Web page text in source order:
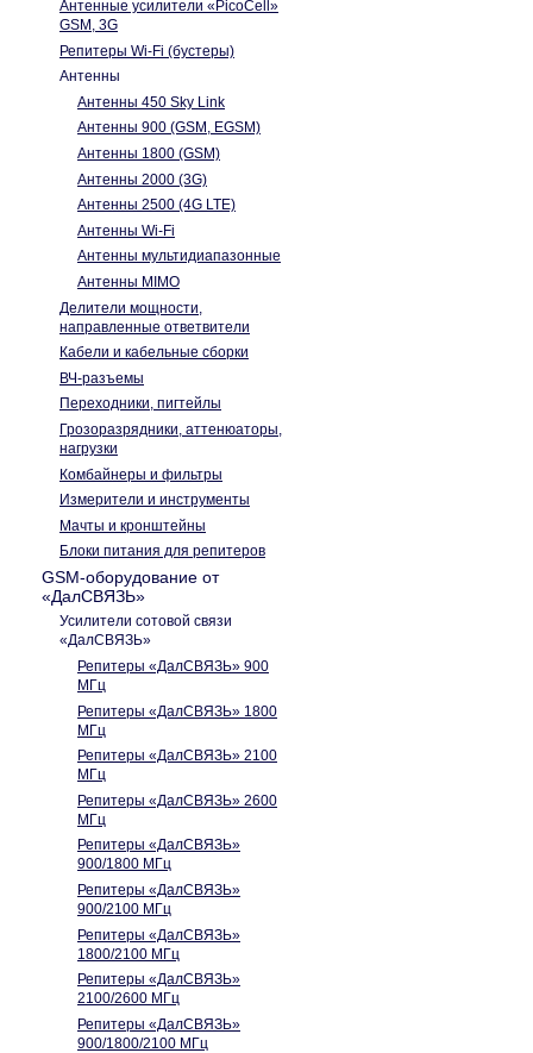
Антенные усилители «PicoCell»
GSM, 3G
Репитеры Wi-Fi (бустеры)
Антенны
Антенны 450 Sky Link
Антенны 900 (GSM, EGSM)
Антенны 1800 (GSM)
Антенны 2000 (3G)
Антенны 2500 (4G LTE)
Антенны Wi-Fi
Антенны мультидиапазонные
Антенны MIMO
Делители мощности,
направленные ответвители
Кабели и кабельные сборки
ВЧ-разъемы
Переходники, пигтейлы
Грозоразрядники, аттенюаторы,
нагрузки
Комбайнеры и фильтры
Измерители и инструменты
Мачты и кронштейны
Блоки питания для репитеров
GSM-оборудование от
«ДалСВЯЗЬ»
Усилители сотовой связи
«ДалСВЯЗЬ»
Репитеры «ДалСВЯЗЬ» 900
МГц
Репитеры «ДалСВЯЗЬ» 1800
МГц
Репитеры «ДалСВЯЗЬ» 2100
МГц
Репитеры «ДалСВЯЗЬ» 2600
МГц
Репитеры «ДалСВЯЗЬ»
900/1800 МГц
Репитеры «ДалСВЯЗЬ»
900/2100 МГц
Репитеры «ДалСВЯЗЬ»
1800/2100 МГц
Репитеры «ДалСВЯЗЬ»
2100/2600 МГц
Репитеры «ДалСВЯЗЬ»
900/1800/2100 МГц